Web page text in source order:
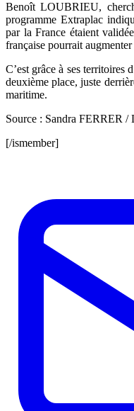
Benoît LOUBRIEU,
programme Extraplac
par la France étaient
française pourrait
C’est grâce à ses territoires
deuxième place, juste
maritime.
Source : Sandra FERRER /
[/ismember]